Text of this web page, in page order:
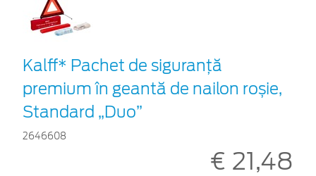
Kalff* Pachet de siguranţă
premium în geantă de nailon roșie,
Standard „Duo”
2646608
€ 21,48